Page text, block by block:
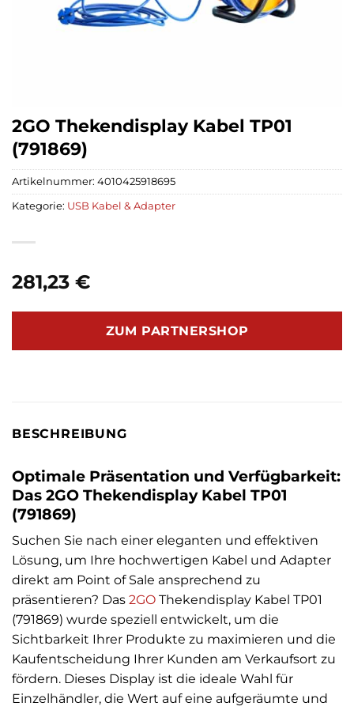
2GO Thekendisplay Kabel TP01
(791869)
281,23 €
ZUM PARTNERSHOP
Artikelnummer: 4010425918695
Kategorie: USB Kabel & Adapter
BESCHREIBUNG
Optimale Präsentation und Verfügbarkeit:
Das 2GO Thekendisplay Kabel TP01
(791869)
Suchen Sie nach einer eleganten und effektiven
Lösung, um Ihre hochwertigen Kabel und Adapter
direkt am Point of Sale ansprechend zu
präsentieren? Das 2GO Thekendisplay Kabel TP01
(791869) wurde speziell entwickelt, um die
Sichtbarkeit Ihrer Produkte zu maximieren und die
Kaufentscheidung Ihrer Kunden am Verkaufsort zu
fördern. Dieses Display ist die ideale Wahl für
Einzelhändler, die Wert auf eine aufgeräumte und